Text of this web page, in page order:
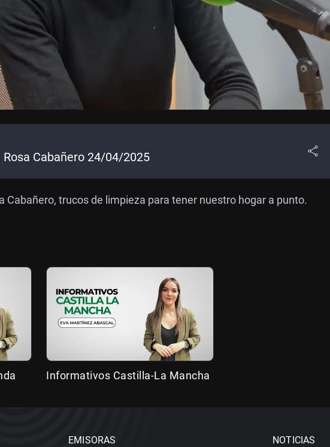
Rosa Cabañero 24/04/2025
Cabañero, trucos de limpieza para tener nuestro hogar a punto.
Informativos Castilla-La Mancha
EMISORAS NOTICIAS